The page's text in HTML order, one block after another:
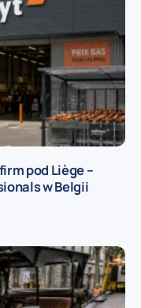
pod Liège –
w Belgii